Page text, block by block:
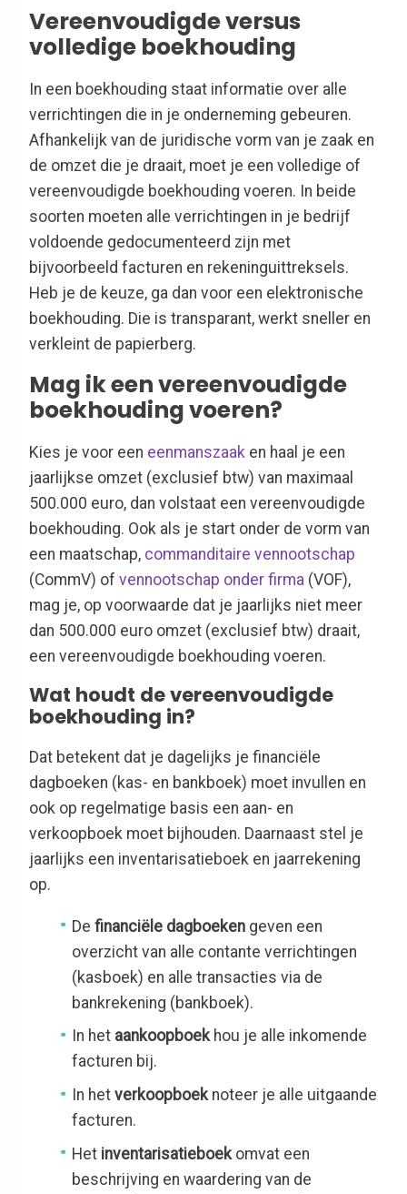
Vereenvoudigde versus
volledige boekhouding
In een boekhouding staat informatie over alle
verrichtingen die in je onderneming gebeuren.
Afhankelijk van de juridische vorm van je zaak en
de omzet die je draait, moet je een volledige of
vereenvoudigde boekhouding voeren. In beide
soorten moeten alle verrichtingen in je bedrijf
voldoende gedocumenteerd zijn met
bijvoorbeeld facturen en rekeninguittreksels.
Heb je de keuze, ga dan voor een elektronische
boekhouding. Die is transparant, werkt sneller en
verkleint de papierberg.
Mag ik een vereenvoudigde
boekhouding voeren?
Kies je voor een eenmanszaak en haal je een
jaarlijkse omzet (exclusief btw) van maximaal
500.000 euro, dan volstaat een vereenvoudigde
boekhouding. Ook als je start onder de vorm van
een maatschap, commanditaire vennootschap
(CommV) of vennootschap onder firma (VOF),
mag je, op voorwaarde dat je jaarlijks niet meer
dan 500.000 euro omzet (exclusief btw) draait,
een vereenvoudigde boekhouding voeren.
Wat houdt de vereenvoudigde
boekhouding in?
Dat betekent dat je dagelijks je financiële
dagboeken (kas- en bankboek) moet invullen en
ook op regelmatige basis een aan- en
verkoopboek moet bijhouden. Daarnaast stel je
jaarlijks een inventarisatieboek en jaarrekening
op.
Definanciële dagboeken geven een
overzicht van alle contante verrichtingen
(kasboek) en alle transacties via de
bankrekening (bankboek).
In het aankoopboekhou je alle inkomende
facturen bij.
In hetverkoopboek noteer je alle uitgaande
facturen.
Het inventarisatieboek omvat een
beschrijving en waardering van de